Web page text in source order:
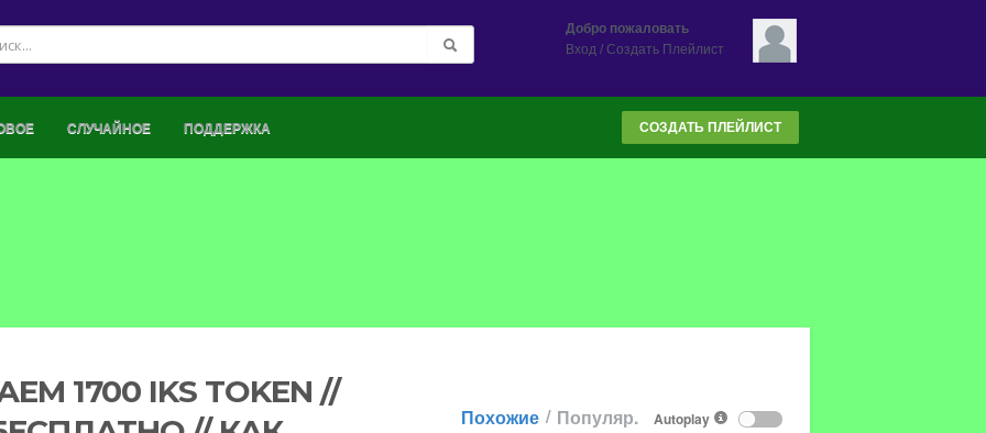
Добро пожаловать
Вход/ Создать Плейлист
СЛУЧАЙНОЕ ПОДДЕРЖКА СОЗДАТЬ ПЛЕЙЛИСТ
1700 IKS TOKEN //
Autoplay
Похожие / Популяр.